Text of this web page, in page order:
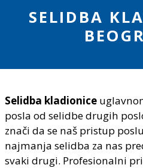
SELIDBA
Selidba kladionice
posla od selidbe drugih
znači da se naš pristup
najmanja selidba za nas
svaki drugi. Profesionalni